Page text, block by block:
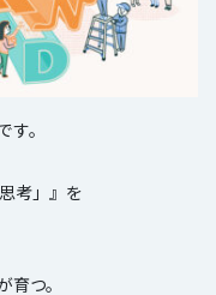
。
考」』を
つ。